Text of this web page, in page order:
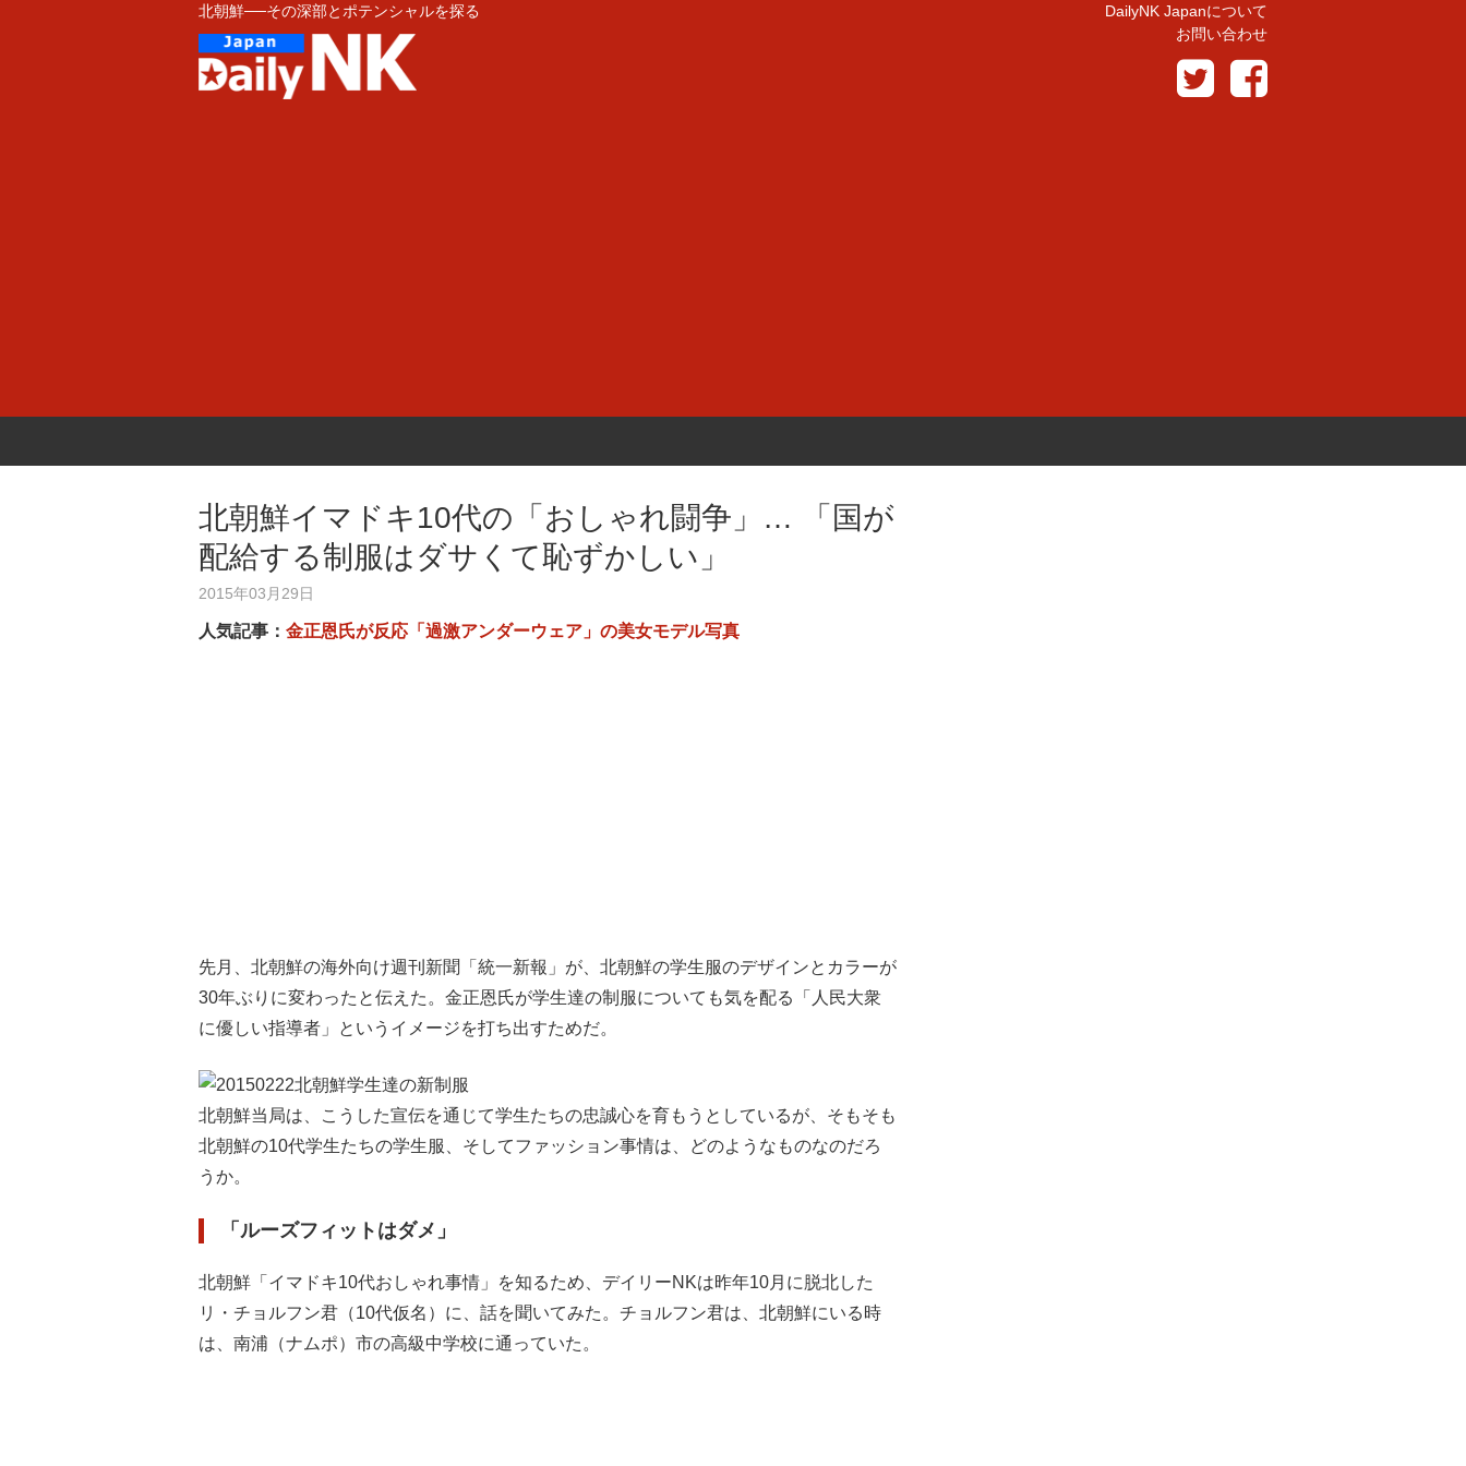
北朝鮮──その深部とポテンシャルを探る
DailyNK Japanについて
お問い合わせ
北朝鮮イマドキ10代の「おしゃれ闘争」… 「国が
配給する制服はダサくて恥ずかしい」
2015年03月29日
人気記事： 金正恩氏が反応「過激アンダーウェア」の美女モデル写真
先月、北朝鮮の海外向け週刊新聞「統一新報」が、北朝鮮の学生服のデザインとカラーが
30年ぶりに変わったと伝えた。金正恩氏が学生達の制服についても気を配る「人民大衆
に優しい指導者」というイメージを打ち出すためだ。
北朝鮮当局は、こうした宣伝を通じて学生たちの忠誠心を育もうとしているが、そもそも
北朝鮮の10代学生たちの学生服、そしてファッション事情は、どのようなものなのだろ
うか。
「ルーズフィットはダメ」
北朝鮮「イマドキ10代おしゃれ事情」を知るため、デイリーNKは昨年10月に脱北した
リ・チョルフン君（10代仮名）に、話を聞いてみた。チョルフン君は、北朝鮮にいる時
は、南浦（ナムポ）市の高級中学校に通っていた。